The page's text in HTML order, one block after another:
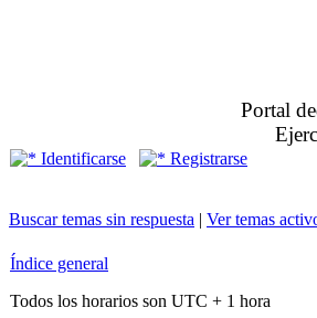
Portal
Identificarse Registrarse
Buscar temas sin respuesta | Ver temas
Índice general
Todos los horarios son UTC + 1 hora